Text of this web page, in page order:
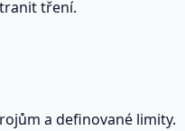
tření.
a definované limity.